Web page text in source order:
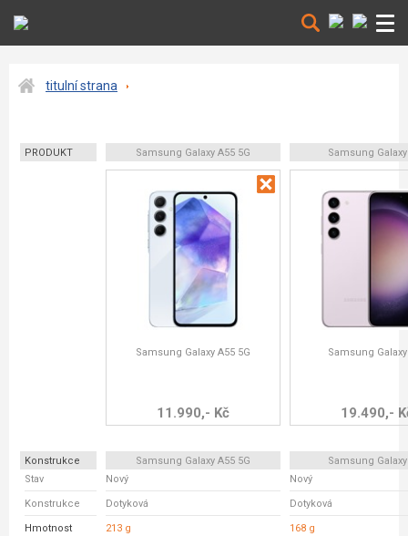
titulní strana
PRODUKT Samsung Galaxy A55 5G Samsung Galaxy
Samsung Galaxy A55 5G
11.990,- Kč
Samsung Galaxy
19.490,-
Konstrukce Samsung Galaxy A55 5G
Samsung Galaxy
Stav
Nový Nový
Konstrukce Dotyková Dotyková
Hmotnost 213 g 168 g